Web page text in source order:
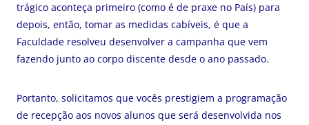
trágico aconteça primeiro (como é de praxe no País) para
depois, então, tomar as medidas cabíveis, é que a
Faculdade resolveu desenvolver a campanha que vem
fazendo junto ao corpo discente desde o ano passado.
Portanto, solicitamos que vocês prestigiem a programação
de recepção aos novos alunos que será desenvolvida nos